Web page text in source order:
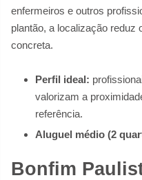
enfermeiros e outros
plantão, a localização reduz
concreta.
Perfil ideal:
valorizam a
referência.
Aluguel médio (2
Bonfim